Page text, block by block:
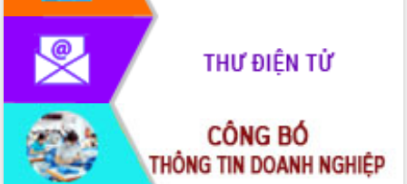
phát triển mới
Thường trực HĐND tỉnh Đắk Lắk gặp
mặt Đoàn chuyên gia y tế TP. Hồ Chí
Lễ truy điệu và an táng hài cốt liệt sĩ
tại Nghĩa trang Liệt sĩ xã Sơn Hòa
Bàn giải pháp tháo gỡ khó khăn trong
xuất khẩu sầu riêng và triển khai quy
định EUDR